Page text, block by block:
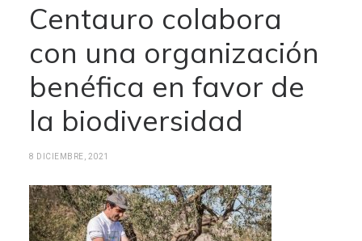
Centauro colabora
con una organización
benéfica en favor de
la biodiversidad
8 DICIEMBRE, 2021